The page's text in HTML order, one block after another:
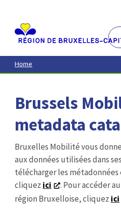
contenu
principal
Home
Brussels
metadata
Bruxelles Mobilité vous
aux données utilisées dans
télécharger les
cliquez ici
. Pour accéder
région Bruxelloise, cliquez ici